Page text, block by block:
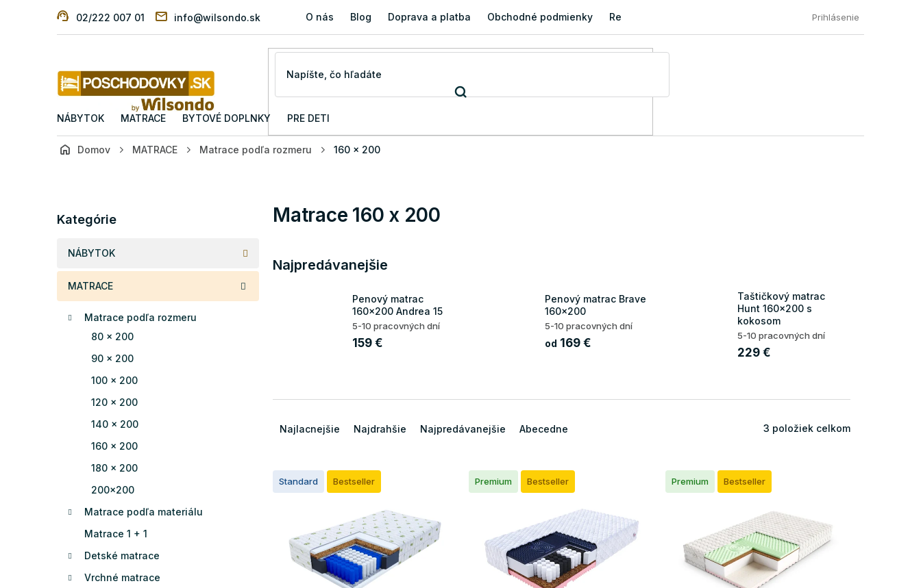
02/222 007 01 info@wilsondo.sk O nás Blog Doprava a platba Obchodné podmienky Reklamácia a vrátenie tovaru Časté otázky našich
Prihlásenie
NÁBYTOK MATRACE BYTOVÉ DOPLNKY PRE DETI
Domov MATRACE Matrace podľa rozmeru 160 x 200
n
n
l
kategórie
Kategórie
NÁBYTOK
MATRACE
Matrace podľa rozmeru
80 x 200
90 x 200
100 x 200
120 x 200
140 x 200
160 x 200
180 x 200
200x200
Matrace podľa materiálu
Matrace 1 + 1
Detské matrace
Vrchné matrace
Matrace 160 x 200
Najpredávanejšie
Penový matrac
160x200 Andrea 15
5-10 pracovných dní
159 €
Penový matrac Brave
160x200
5-10 pracovných dní
od 169 €
Taštičkový matrac
Hunt 160x200 s
kokosom
5-10 pracovných dní
229 €
n
Najlacnejšie Najdrahšie Najpredávanejšie Abecedne 3 položiek celkom
V
ýStandard Bestseller Premium Bestseller Premium Bestseller